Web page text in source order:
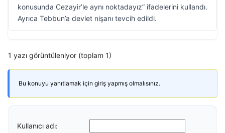
konusunda Cezayir’le aynı noktadayız” ifadelerini kullandı.
Ayrıca Tebbun’a devlet nişanı tevcih edildi.
1 yazı görüntüleniyor (toplam 1)
Bu konuyu yanıtlamak için giriş yapmış olmalısınız.
Kullanıcı adı: